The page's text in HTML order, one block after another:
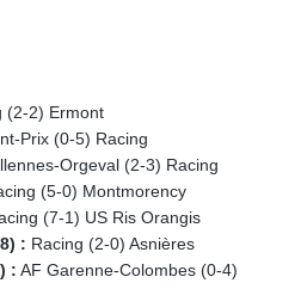
(2-2) Ermont
Prix (0-5) Racing
Orgeval (2-3) Racing
(5-0) Montmorency
(7-1) US Ris Orangis
: Racing (2-0) Asnières
: AF Garenne-Colombes (0-4)